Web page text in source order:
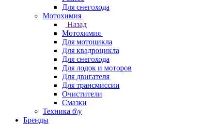
Для снегохода
Мотохимия
Назад
Мотохимия
Для мотоцикла
Для квадроцикла
Для снегохода
Для лодок и моторов
Для двигателя
Для трансмиссии
Очистители
Смазки
Техника б\у
Бренды